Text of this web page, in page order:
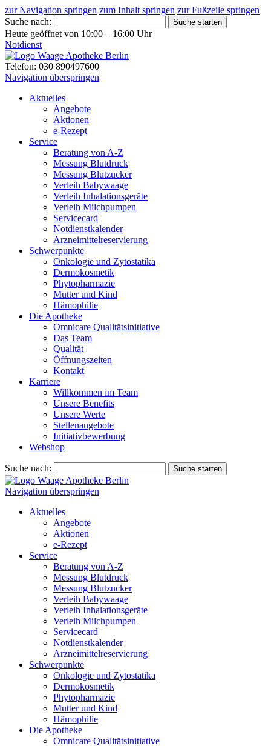
zur Navigation springen zum Inhalt springen zur Fußzeile springen
Suche nach:
Suche starten
Heute geöffnet von 10:00 – 16:00 Uhr
Notdienst
Telefon: 030 890497600
Navigation überspringen
Aktuelles
Angebote
Aktionen
e-Rezept
Service
Beratung von A-Z
Messung Blutdruck
Messung Blutzucker
Verleih Babywaage
Verleih Inhalationsgeräte
Verleih Milchpumpen
Servicecard
Notdienstkalender
Arzneimittelreservierung
Schwerpunkte
Onkologie und Zytostatika
Dermokosmetik
Phytopharmazie
Mutter und Kind
Hämophilie
Die Apotheke
Omnicare Qualitätsinitiative
Das Team
Qualität
Öffnungszeiten
Kontakt
Karriere
Willkommen im Team
Unsere Benefits
Unsere Werte
Stellenangebote
Initiativbewerbung
Webshop
Suche nach: Suche starten
Navigation überspringen
Aktuelles
Angebote
Aktionen
e-Rezept
Service
Beratung von A-Z
Messung Blutdruck
Messung Blutzucker
Verleih Babywaage
Verleih Inhalationsgeräte
Verleih Milchpumpen
Servicecard
Notdienstkalender
Arzneimittelreservierung
Schwerpunkte
Onkologie und Zytostatika
Dermokosmetik
Phytopharmazie
Mutter und Kind
Hämophilie
Die Apotheke
Omnicare Qualitätsinitiative